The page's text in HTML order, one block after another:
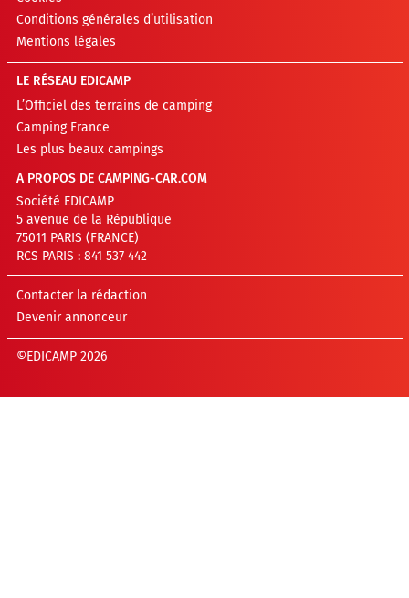
Conditions générales d’utilisation
Mentions légales
LE RÉSEAU EDICAMP
L’Officiel des terrains de camping
Camping France
Les plus beaux campings
A PROPOS DE CAMPING-CAR.COM
Société EDICAMP
5 avenue de la République
75011 PARIS (FRANCE)
RCS PARIS : 841 537 442
Contacter la rédaction
Devenir annonceur
©EDICAMP 2026